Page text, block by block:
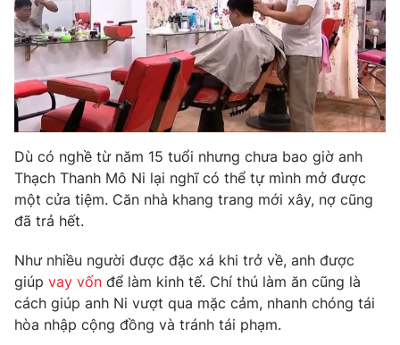
Sản phẩm
Thị trường
Tư vấn
Lịch phát sóng
Chuyên mục khác
Photo Infographic
VTV Money VTV Thể thao
Dù có nghề từ năm 15 tuổi nhưng chưa bao giờ anh
Thạch Thanh Mô Ni lại nghĩ có thể tự mình mở được
một cửa tiệm. Căn nhà khang trang mới xây, nợ cũng
đã trả hết.
Như nhiều người được đặc xá khi trở về, anh được
giúp vay vốn để làm kinh tế. Chí thú làm ăn cũng là
cách giúp anh Ni vượt qua mặc cảm, nhanh chóng tái
hòa nhập cộng đồng và tránh tái phạm.